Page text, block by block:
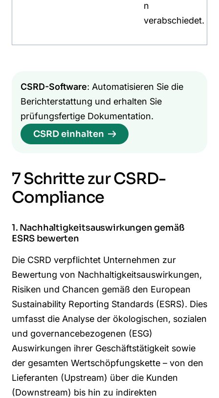
n
verabschiedet.
CSRD-Software: Automatisieren Sie die
Berichterstattung und erhalten Sie
prüfungsfertige Dokumentation.
CSRD einhalten
7 Schritte zur CSRD-
Compliance
1. Nachhaltigkeitsauswirkungen gemäß
ESRS bewerten
Die CSRD verpflichtet Unternehmen zur
Bewertung von Nachhaltigkeitsauswirkungen,
Risiken und Chancen gemäß den European
Sustainability Reporting Standards (ESRS). Dies
umfasst die Analyse der ökologischen, sozialen
und governancebezogenen (ESG)
Auswirkungen ihrer Geschäftstätigkeit sowie
der gesamten Wertschöpfungskette – von den
Lieferanten (Upstream) über die Kunden
(Downstream) bis hin zu indirekten